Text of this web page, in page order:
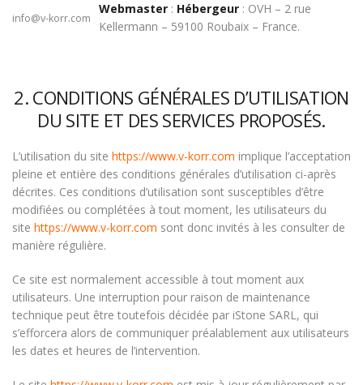
Webmaster :
info@v-korr.com
Hébergeur : OVH – 2 rue
Kellermann – 59100 Roubaix – France.
2. CONDITIONS GÉNÉRALES D’UTILISATION
DU SITE ET DES SERVICES PROPOSÉS.
L’utilisation du site https://www.v-korr.com implique l’acceptation
pleine et entière des conditions générales d’utilisation ci-après
décrites. Ces conditions d’utilisation sont susceptibles d’être
modifiées ou complétées à tout moment, les utilisateurs du
site https://www.v-korr.com sont donc invités à les consulter de
manière régulière.
Ce site est normalement accessible à tout moment aux
utilisateurs. Une interruption pour raison de maintenance
technique peut être toutefois décidée par iStone SARL, qui
s’efforcera alors de communiquer préalablement aux utilisateurs
les dates et heures de l’intervention.